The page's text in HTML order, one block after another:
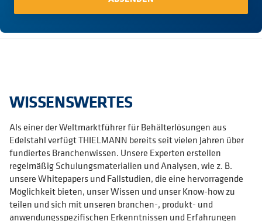
WISSENSWERTES
Als einer der Weltmarktführer für Behälterlösungen aus
Edelstahl verfügt THIELMANN bereits seit vielen Jahren über
fundiertes Branchenwissen. Unsere Experten erstellen
regelmäßig Schulungsmaterialien und Analysen, wie z. B.
unsere Whitepapers und Fallstudien, die eine hervorragende
Möglichkeit bieten, unser Wissen und unser Know-how zu
teilen und sich mit unseren branchen-, produkt- und
anwendungsspezifischen Erkenntnissen und Erfahrungen